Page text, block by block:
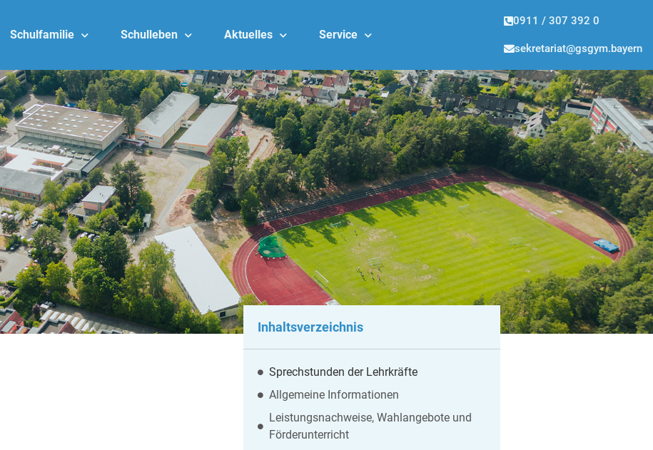
Schulfamilie Schulleben Aktuelles Service
0911 / 307 392 0
sekretariat@gsgym.bayern
Inhaltsverzeichnis
Sprechstunden der Lehrkräfte
Allgemeine Informationen
Leistungsnachweise, Wahlangebote und
Förderunterricht